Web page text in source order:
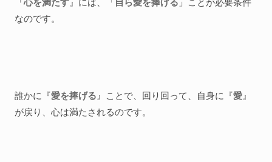
なのです。
誰かに『愛を捧げる』ことで、回り回って、自身に『愛』
が戻り、心は満たされるのです。